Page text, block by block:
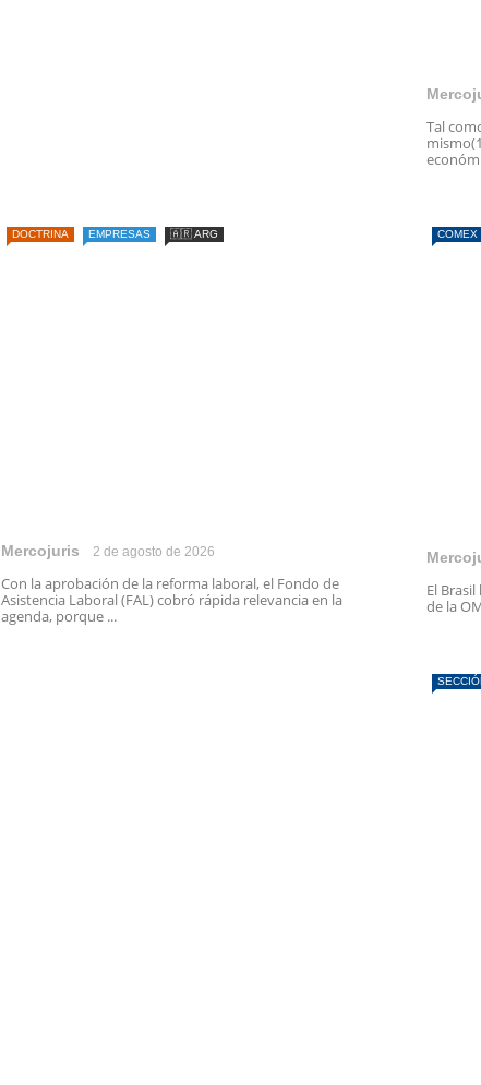
Tal
DOCTRINA EMPRESAS 🇦🇷 ARG
Mercojuris 2 de agosto de 2026
Con la aprobación de la reforma laboral, el Fondo de
Asistencia Laboral (FAL) cobró rápida relevancia en la
agenda, porque ...
COMEX
El
de la